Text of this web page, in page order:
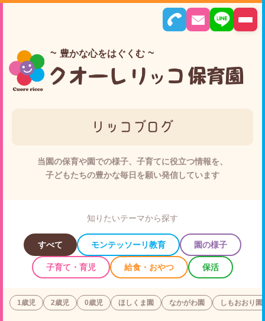
豊かな心をはぐくむ
リッコブログ
当園の保育や園での様子、子育てに役立つ情報を、
子どもたちの豊かな毎日を願い発信しています
知りたいテーマから探す
すべて モンテッソーリ教育 園の様子
子育て・育児 給食・おやつ 保活
1歳児 2歳児 0歳児 ほしくま園 なかがわ園 しもおおり園